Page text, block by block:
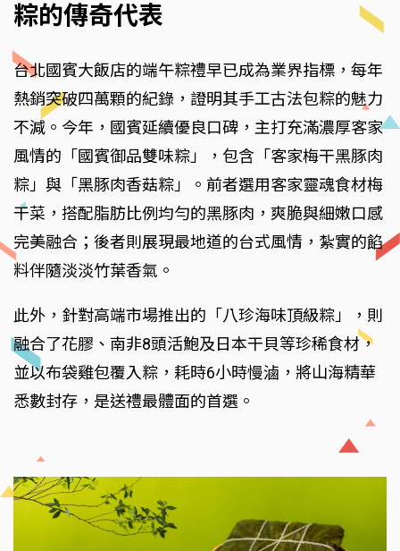
粽的傳奇代表
台北國賓大飯店的端午粽禮早已成為業界指標，每年
熱銷突破四萬顆的紀錄，證明其手工古法包粽的魅力
不減。今年，國賓延續優良口碑，主打充滿濃厚客家
風情的「國賓御品雙味粽」，包含「客家梅干黑豚肉
粽」與「黑豚肉香菇粽」。前者選用客家靈魂食材梅
干菜，搭配脂肪比例均勻的黑豚肉，爽脆與細嫩口感
完美融合；後者則展現最地道的台式風情，紮實的餡
料伴隨淡淡竹葉香氣。
此外，針對高端市場推出的「八珍海味頂級粽」，則
融合了花膠、南非8頭活鮑及日本干貝等珍稀食材，
並以布袋雞包覆入粽，耗時6小時慢滷，將山海精華
悉數封存，是送禮最體面的首選。